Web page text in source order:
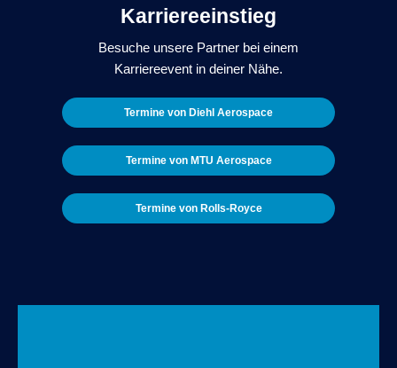
Karriereeinstieg
Besuche unsere Partner bei einem
Karriereevent in deiner Nähe.
Termine von Diehl Aerospace
Termine von MTU Aerospace
Termine von Rolls-Royce